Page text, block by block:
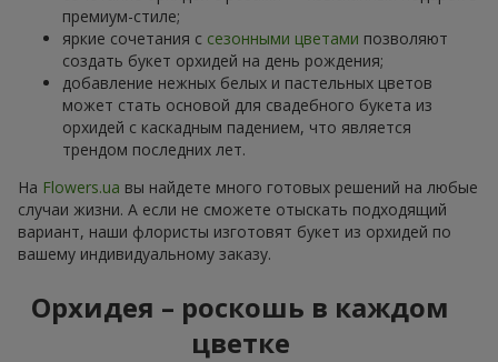
премиум-стиле;
яркие сочетания с сезонными цветами позволяют
создать букет орхидей на день рождения;
добавление нежных белых и пастельных цветов
может стать основой для свадебного букета из
орхидей с каскадным падением, что является
трендом последних лет.
На Flowers.ua вы найдете много готовых решений на любые
случаи жизни. А если не сможете отыскать подходящий
вариант, наши флористы изготовят букет из орхидей по
вашему индивидуальному заказу.
Орхидея – роскошь в каждом
цветке